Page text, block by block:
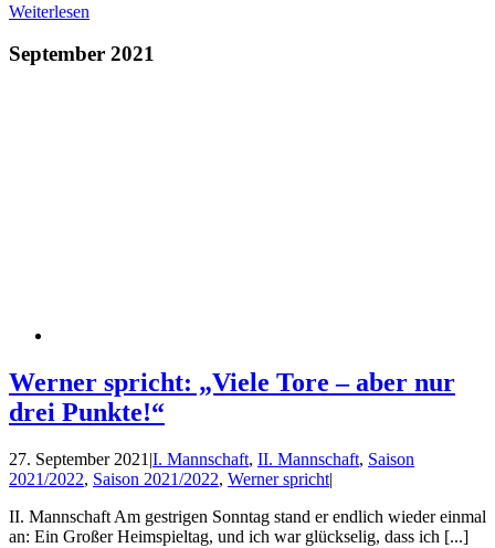
Weiterlesen
September 2021
Werner spricht: „Viele Tore – aber nur
drei Punkte!“
27. September 2021 |I. Mannschaft, II. Mannschaft, Saison
2021/2022, Saison 2021/2022, Werner spricht|
II. Mannschaft Am gestrigen Sonntag stand er endlich wieder einmal
an: Ein Großer Heimspieltag, und ich war glückselig, dass ich [...]